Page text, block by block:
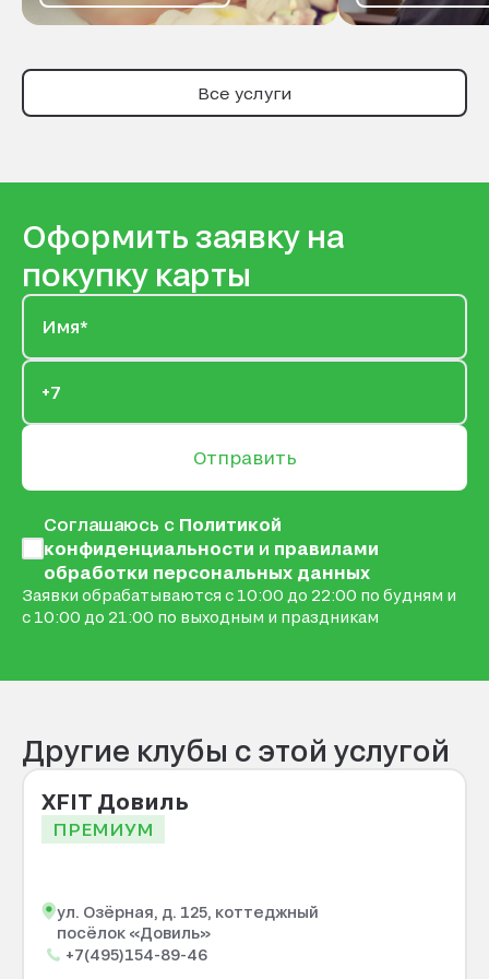
Все услуги
Оформить заявку на
покупку карты
Отправить
Соглашаюсь с Политикой
конфиденциальности и правилами
обработки персональных данных
Заявки обрабатываются с 10:00 до 22:00 по будням и
с 10:00 до 21:00 по выходным и праздникам
Другие клубы с этой услугой
XFIT Довиль
ПРЕМИУМ
ул. Озёрная, д. 125, коттеджный
посёлок «Довиль»
+7(495)154-89-46